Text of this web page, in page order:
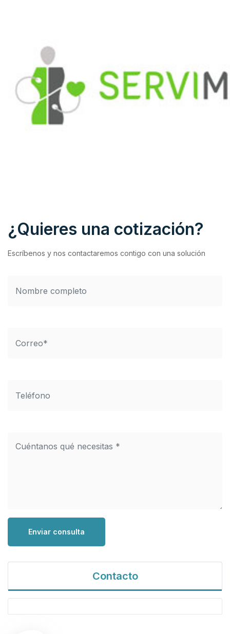
¿Quieres una cotización?
Escríbenos y nos contactaremos contigo con una solución
Enviar consulta
Contacto